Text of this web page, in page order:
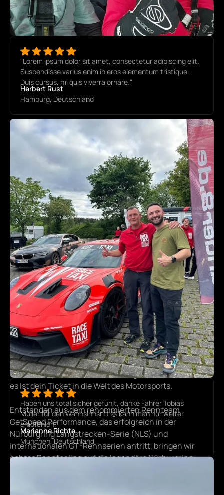
"Lorem ipsum dolor sit amet, consectetur adipiscing elit.
Suspendisse varius enim in eros elementum tristique.
Duis cursus, mi quis viverra ornare."
Herbert Rust
Hamburg, Deutschland
Haben uns total sicher gefühlt, danke Fahrer Tobias
Müller für den Wahnsinnsritt 🤩 kann man nur weiter
empfehlen.
Marianne Richte
München, Deutschland
VOM RENNSPORT INSPIRIERT
99% RACE - 1% TAXI
Unser GetSpeed RaceTaxi ist kein gewöhnliches Taxi –
es ist dein Ticket in die Welt des Motorsports.
Entstanden aus dem renommierten Rennteam
GetSpeed Performance, das erfolgreich in der
Nürburgring Langstrecken-Serie (NLS) und
internationalen GT-Rennserien antritt, bringen wir
echtes Rennfeeling auf die legendäre Nürburgring
GetSpeed RaceTaxi
Nürburgring Boulevard 1
53520 Nürburg